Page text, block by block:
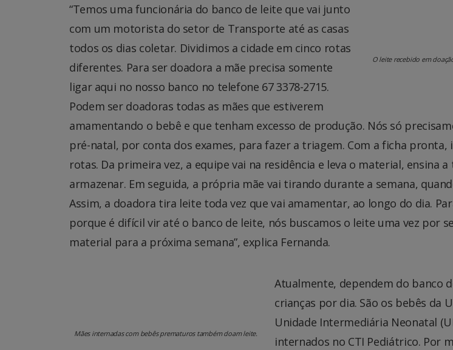
O leite recebido em
“Temos uma funcionária do banco de leite que vai junto
com um motorista do setor de Transporte até as casas
todos os dias coletar. Dividimos a cidade em cinco rotas
diferentes. Para ser doadora a mãe precisa somente
ligar aqui no nosso banco no telefone 67 3378-2715.
Podem ser doadoras todas as mães que estiverem
amamentando o bebê e que tenham excesso de produção. Nós só
pré-natal, por conta dos exames, para fazer a triagem. Com a ficha pronta,
rotas. Da primeira vez, a equipe vai na residência e leva o material, ensina
armazenar. Em seguida, a própria mãe vai tirando durante a semana,
Assim, a doadora tira leite toda vez que vai amamentar, ao longo do dia.
porque é difícil vir até o banco de leite, nós buscamos o leite uma vez por
material para a próxima semana”, explica Fernanda.
Mães internadas com bebês prematuros também doam leite.
Atualmente, dependem do banco
crianças por dia. São os bebês da
Unidade Intermediária Neonatal
internados no CTI Pediátrico. Por